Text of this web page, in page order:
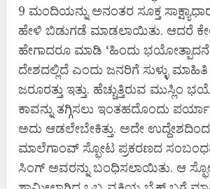
9 ಮಂದಿಯನ್ನು ಅನಂತರ ಸೂಕ್ತ
ಹೇಳಿ ಬಿಡುಗಡೆ ಮಾಡಲಾಯಿತು. ಆದರೆ
ಹೇಗಾದರೂ ಮಾಡಿ ‘ಹಿಂದು
ದೇಶದಲ್ಲಿದೆ ಎಂದು ಜನರಿಗೆ ಸುಳ್ಳು
ಜರೂರತ್ತು ಇತ್ತು. ಹೆಚ್ಚುತ್ತಿರುವ ಮುಸ್ಲಿಂ
ಕಾವನ್ನು ತಗ್ಗಿಸಲು ಇಂತಹದೊಂದು
ಅದು ಆಡಲೇಬೇಕಿತ್ತು. ಅದೇ ಉದ್ದೇಶದಿಂದ
ಮಾಲೆಗಾಂವ್ ಸ್ಫೋಟ ಪ್ರಕರಣದ
ಸಿಂಗ್ ಅವರನ್ನು ಬಂಧಿಸಲಾಯಿತು. ಆ